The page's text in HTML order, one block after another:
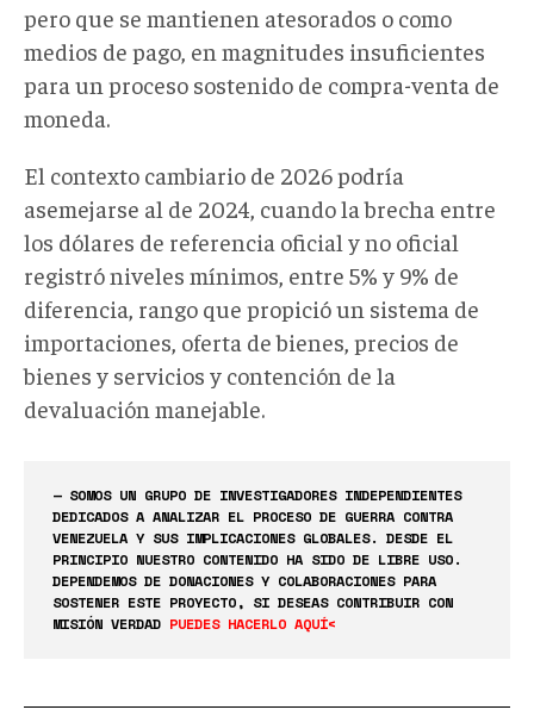
pero que se mantienen atesorados o como
medios de pago, en magnitudes insuficientes
para un proceso sostenido de compra-venta de
moneda.
El contexto cambiario de 2026 podría
asemejarse al de 2024, cuando la brecha entre
los dólares de referencia oficial y no oficial
registró niveles mínimos, entre 5% y 9% de
diferencia, rango que propició un sistema de
importaciones, oferta de bienes, precios de
bienes y servicios y contención de la
devaluación manejable.
— SOMOS UN GRUPO DE INVESTIGADORES INDEPENDIENTES
DEDICADOS A ANALIZAR EL PROCESO DE GUERRA CONTRA
VENEZUELA Y SUS IMPLICACIONES GLOBALES. DESDE EL
PRINCIPIO NUESTRO CONTENIDO HA SIDO DE LIBRE USO.
DEPENDEMOS DE DONACIONES Y COLABORACIONES PARA
SOSTENER ESTE PROYECTO, SI DESEAS CONTRIBUIR CON
MISIÓN VERDAD PUEDES HACERLO AQUÍ<